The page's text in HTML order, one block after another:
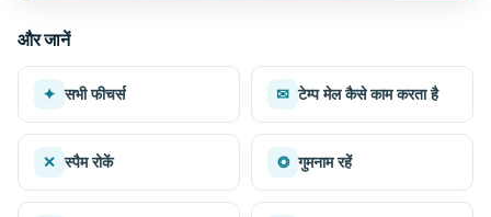
और जानें
✦ सभी फीचर्स ✉ टेम्प मेल कैसे काम करता है
✕ स्पैम रोकें ◎ गुमनाम रहें